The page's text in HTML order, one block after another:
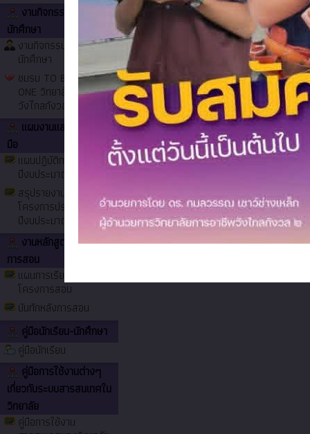
งานกิจกรรมนักเรียน
นักศึกษา
งานกิจกรรมนักเรียน
นักศึกษา
ชมรม TO BE NUMBER
ONE วิทยาลัยการอาชีพ
วังไกลกังวล ๒
แผนงานและความร่วม
มือ
แผนปฏิบัติการประจำ
ปีงบประมาณ
สรุปรายงานผลการจัดทำ
โครงการประจำ
ปีงบประมาณ
งานหลักสูตรการเรียน
การสอน
แผนการเรียนและ
โครงการสอน
บันทักหลังการสอน
คู่มือนักเรียน-นักศึกษา
คู่มือนักเรียน
คู่มือการใช้งานต่างๆ
เกี่ยวกับระบบสารสนเทศใน
วิทยาลัย
คู่มือการใช้งาน
บริษัท ทีเอสที เมอร์เซเดส เบนซ์ จำกัด
10,000 บาท
ต้อนรับคณะเจ้าหน้าที่จากสำนักงานคณ
ปราบปรามการทุจริตแห่งช